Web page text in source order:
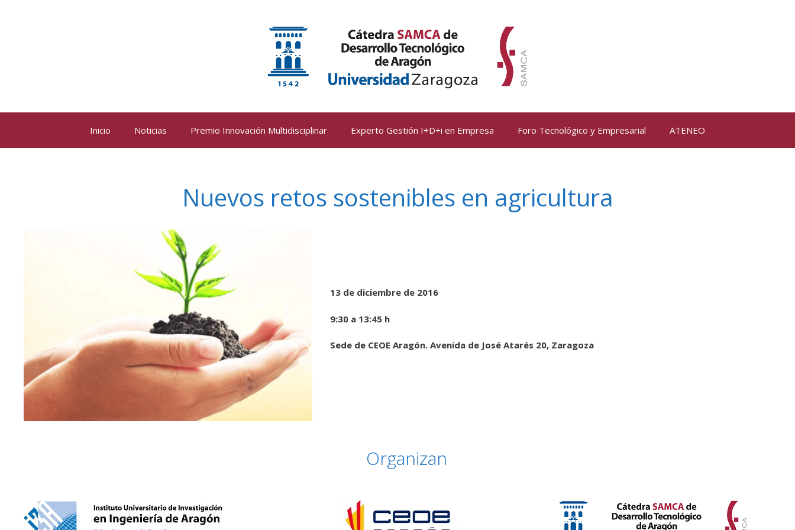
Inicio Noticias Premio Innovación Multidisciplinar Experto Gestión I+D+i en Empresa Foro Tecnológico y Empresarial ATENEO
Nuevos retos sostenibles en agricultura
13 de diciembre de 2016
9:30 a 13:45 h
Sede de CEOE Aragón. Avenida de José Atarés 20, Zaragoza
Organizan